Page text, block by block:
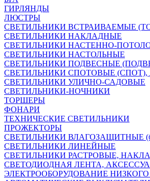
ГИРЛЯНДЫ
ЛЮСТРЫ
СВЕТИЛЬНИКИ ВСТРАИВАЕМЫЕ
СВЕТИЛЬНИКИ НАКЛАДНЫЕ
СВЕТИЛЬНИКИ НАСТЕННО-
СВЕТИЛЬНИКИ НАСТОЛЬНЫЕ
СВЕТИЛЬНИКИ ПОДВЕСНЫЕ
СВЕТИЛЬНИКИ СПОТОВЫЕ (СПОТ),
СВЕТИЛЬНИКИ УЛИЧНО-САДОВЫЕ
СВЕТИЛЬНИКИ-НОЧНИКИ
ТОРШЕРЫ
ФОНАРИ
ТЕХНИЧЕСКИЕ СВЕТИЛЬНИКИ
ПРОЖЕКТОРЫ
СВЕТИЛЬНИКИ ВЛАГОЗАЩИТНЫЕ
СВЕТИЛЬНИКИ ЛИНЕЙНЫЕ
СВЕТИЛЬНИКИ РАСТРОВЫЕ,
СВЕТОДИОДНАЯ ЛЕНТА,
ЭЛЕКТРООБОРУДОВАНИЕ